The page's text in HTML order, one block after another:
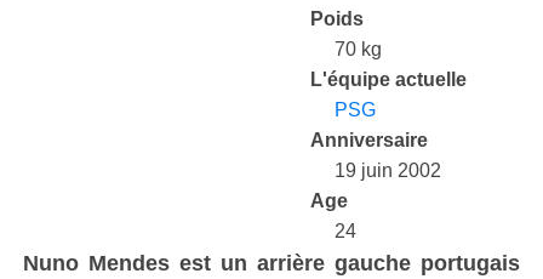
Poids
70 kg
L'équipe actuelle
PSG
Anniversaire
19 juin 2002
Age
24
Nuno Mendes est un arrière gauche portugais